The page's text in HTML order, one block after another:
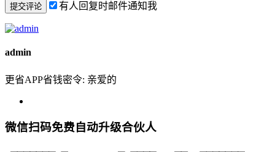
有人回复时邮件通知我
admin
更省APP省钱密令: 亲爱的
微信扫码免费自动升级合伙人